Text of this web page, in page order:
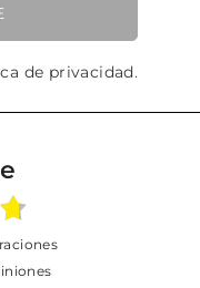
de privacidad.